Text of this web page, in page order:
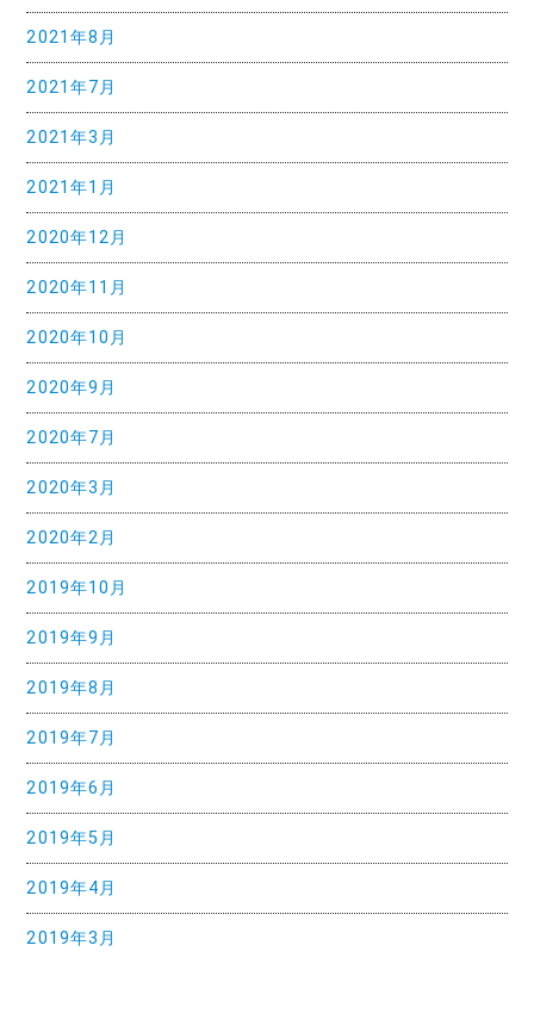
2021年8月
2021年7月
2021年3月
2021年1月
2020年12月
2020年11月
2020年10月
2020年9月
2020年7月
2020年3月
2020年2月
2019年10月
2019年9月
2019年8月
2019年7月
2019年6月
2019年5月
2019年4月
2019年3月